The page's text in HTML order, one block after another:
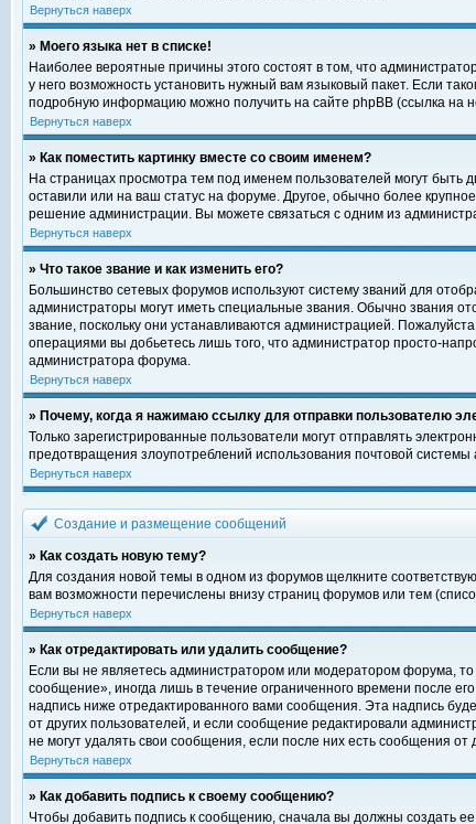
Вернуться наверх
» Моего языка нет в списке!
Наиболее вероятные причины этого состоят в том, что
у него возможность установить нужный вам языковый пакет. Если
подробную информацию можно получить на сайте phpBB (ссылка на
Вернуться наверх
» Как поместить картинку вместе со своим именем?
На страницах просмотра тем под именем пользователей могут быть
оставили или на ваш статус на форуме. Другое, обычно более
решение администрации. Вы можете связаться с одним из
Вернуться наверх
» Что такое звание и как изменить его?
Большинство сетевых форумов используют систему званий для
администраторы могут иметь специальные звания. Обычно звания
звание, поскольку они устанавливаются администрацией.
операциями вы добьетесь лишь того, что администратор просто-
администратора форума.
Вернуться наверх
» Почему, когда я нажимаю ссылку для отправки пользователю
Только зарегистрированные пользователи могут отправлять
предотвращения злоупотреблений использования почтовой
Вернуться наверх
Создание и размещение сообщений
» Как создать новую тему?
Для создания новой темы в одном из форумов щелкните
вам возможности перечислены внизу страниц форумов или тем
Вернуться наверх
» Как отредактировать или удалить сообщение?
Если вы не являетесь администратором или модератором форума,
сообщение», иногда лишь в течение ограниченного времени после
надпись ниже отредактированного вами сообщения. Эта надпись
от других пользователей, и если сообщение редактировали
не могут удалять свои сообщения, если после них есть сообщения от
Вернуться наверх
» Как добавить подпись к своему сообщению?
Чтобы добавить подпись к сообщению, сначала вы должны создать